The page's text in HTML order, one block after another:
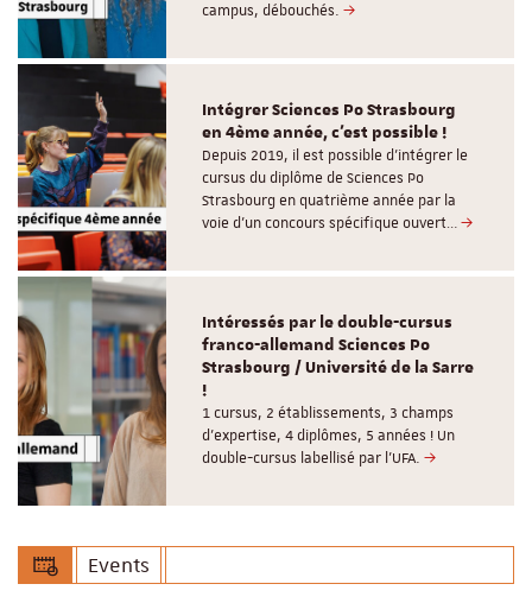
campus, débouchés.
Intégrer Sciences Po Strasbourg
en 4ème année, c'est possible !
Depuis 2019, il est possible d’intégrer le
cursus du diplôme de Sciences Po
Strasbourg en quatrième année par la
voie d’un concours spécifique ouvert…
Intéressés par le double-cursus
franco-allemand Sciences Po
Strasbourg / Université de la Sarre
!
1 cursus, 2 établissements, 3 champs
d’expertise, 4 diplômes, 5 années ! Un
double-cursus labellisé par l'UFA.
Events